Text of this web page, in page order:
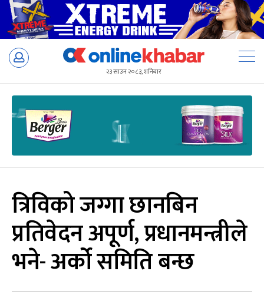
Skip
२३ साउन २०८३, शनिबार
त्रिविको जग्गा छानबिन
प्रतिवेदन अपूर्ण, प्रधानमन्त्रीले
भने- अर्को समिति बन्छ